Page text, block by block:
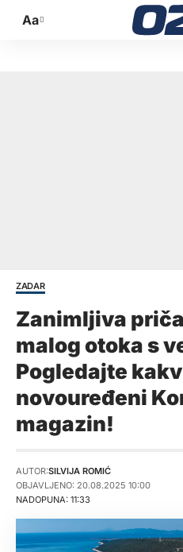
Promijeni
Aa
ZADAR
Zanimljiva
malog otoka s
Pogledajte
novouređeni
magazin!
NADOPUNA: 11:33
AUTOR:SILVIJA ROMIĆ
OBJAVLJENO: 20.08.2025 10:00